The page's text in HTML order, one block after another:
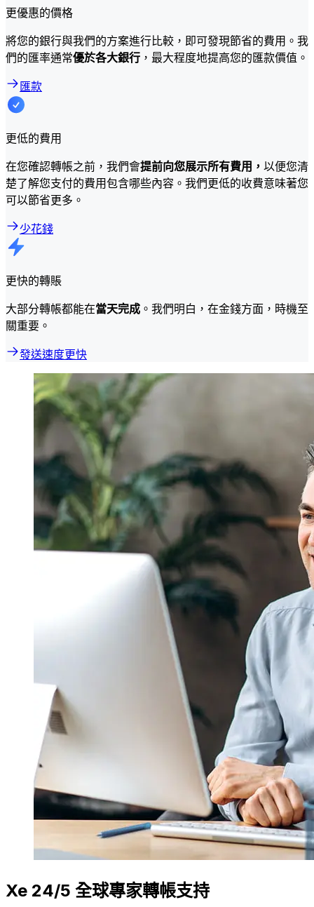
更優惠的價格
將您的銀行與我們的方案進行比較，即可發現節省的費用。我
們的匯率通常優於各大銀行 ，最大程度地提高您的匯款價值。
匯款
更低的費用
在您確認轉帳之前，我們會提前向您展示所有費用， 以便您清
楚了解您支付的費用包含哪些內容。我們更低的收費意味著您
可以節省更多。
少花錢
更快的轉賬
大部分轉帳都能在當天完成 。我們明白，在金錢方面，時機至
關重要。
發送速度更快
Xe 24/5 全球專家轉帳支持